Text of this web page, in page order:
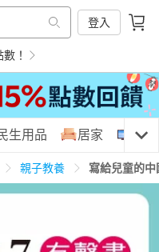
登入
！
生用品 居家 3C
親子教養 寫給兒童的